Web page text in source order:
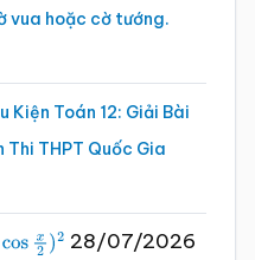
vua hoặc cờ tướng.
Kiện Toán 12: Giải Bài
Thi THPT Quốc Gia
x2 )2 28/07/2026